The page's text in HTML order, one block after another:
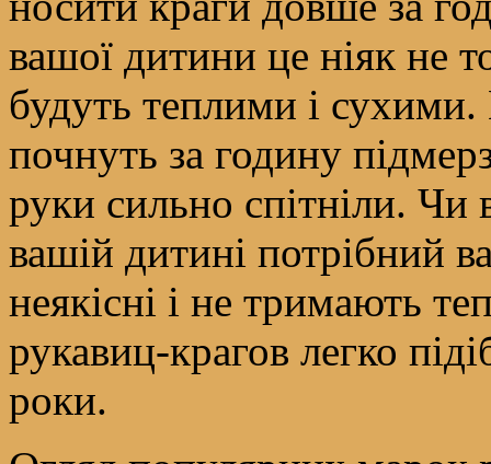
вашої дитини це ніяк не
будуть теплими і
почнуть за годину
руки сильно спітніли. Чи
вашій дитині потрібний
неякісні і не тримають
рукавиц-крагов легко
роки.